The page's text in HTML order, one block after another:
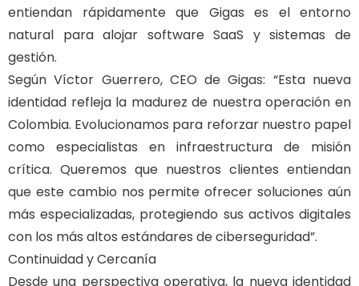
entiendan rápidamente que Gigas es el entorno
natural para alojar software SaaS y sistemas de
gestión.
Según Víctor Guerrero, CEO de Gigas: “Esta nueva
identidad refleja la madurez de nuestra operación en
Colombia. Evolucionamos para reforzar nuestro papel
como especialistas en infraestructura de misión
crítica. Queremos que nuestros clientes entiendan
que este cambio nos permite ofrecer soluciones aún
más especializadas, protegiendo sus activos digitales
con los más altos estándares de ciberseguridad”.
Continuidad y Cercanía
Desde una perspectiva operativa, la nueva identidad